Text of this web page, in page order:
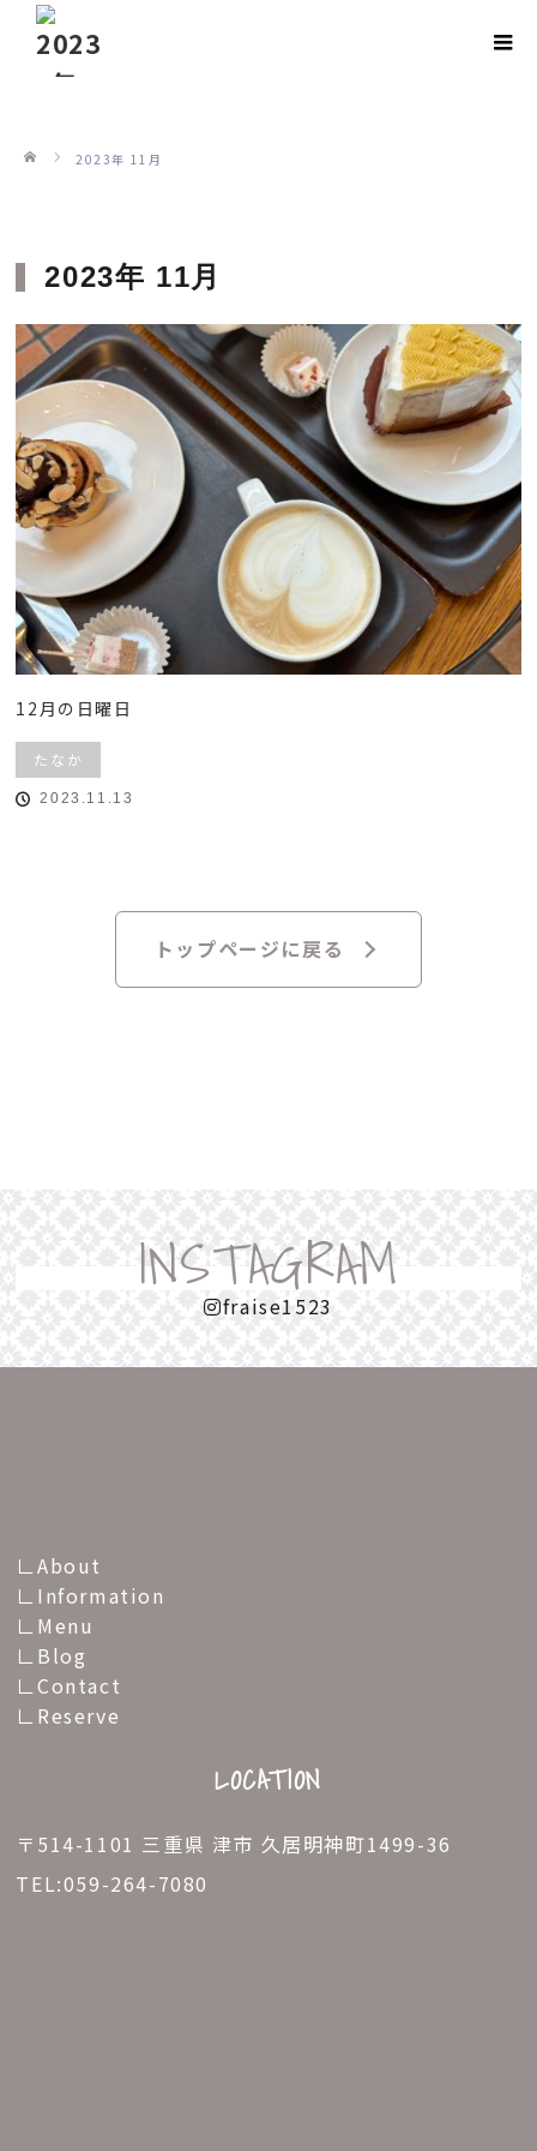
2023年 11月
2023年 11月
12月の日曜日
たなか
2023.11.13
トップページに戻る
INSTAGRAM
fraise1523
About
Information
Menu
Blog
Contact
Reserve
LOCATION
〒514-1101 三重県 津市 久居明神町1499-36
TEL:059-264-7080